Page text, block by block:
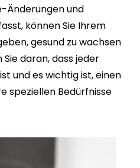
Änderungen und
können Sie Ihrem
gesund zu wachsen
daran, dass jeder
und es wichtig ist, einen
speziellen Bedürfnisse